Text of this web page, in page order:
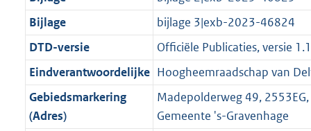
n
f
o
r
m
a
a
K
b
i
n
f
o
r
m
a
e
i
n
f
o
r
m
i
e
i
n
f
o
r
K
b
r
o
o
t
t
e
:
g
r
o
o
t
t
e
Bijlage
bijlage 3|exb-2023-46824
DTD-versie
Officiële Publicaties, versie 1.1
Eindverantwoordelijke Hoogheemraadschap van
Gebiedsmarkering
(Adres)
Madepolderweg 49,
Gemeente 's-Gravenhage